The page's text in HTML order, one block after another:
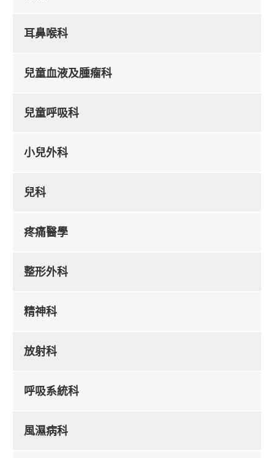
耳鼻喉科
兒童血液及腫瘤科
兒童呼吸科
小兒外科
兒科
疼痛醫學
整形外科
精神科
放射科
呼吸系統科
風濕病科